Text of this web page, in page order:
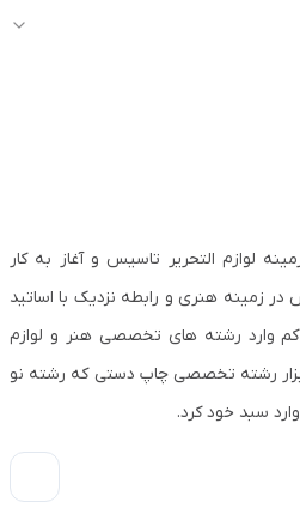
افق در سال ۱۳۷۸ در زمینه لوازم التحریر تاسیس و آغاز به کار
زمینه هنری و رابطه نزدیک با اساتید
وارد رشته های تخصصی هنر و لوازم
۱۳۸۰ لوازم و ابزار رشته تخصصی چاپ دستی که رشته نو
سبد خود کرد.